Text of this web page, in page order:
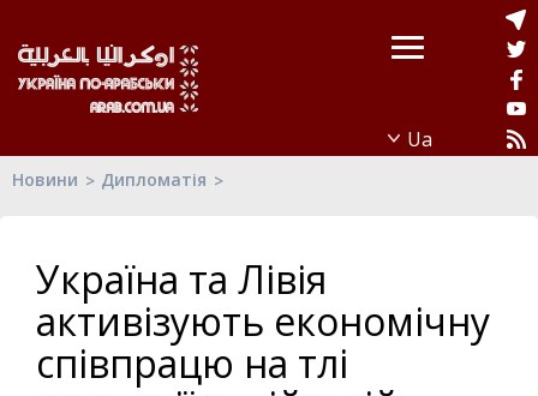
Новини Дипломатія
Україна та Лівія
активізують економічну
співпрацю на тлі